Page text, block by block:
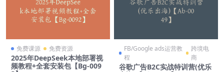
免费课源 免费资源
2025年DeepSeek本地部署视
频教程+全套安装包【Bg-009
FB/Google ads运营教
程
跨境电
商
谷歌广告B2C实战特训营(优乐